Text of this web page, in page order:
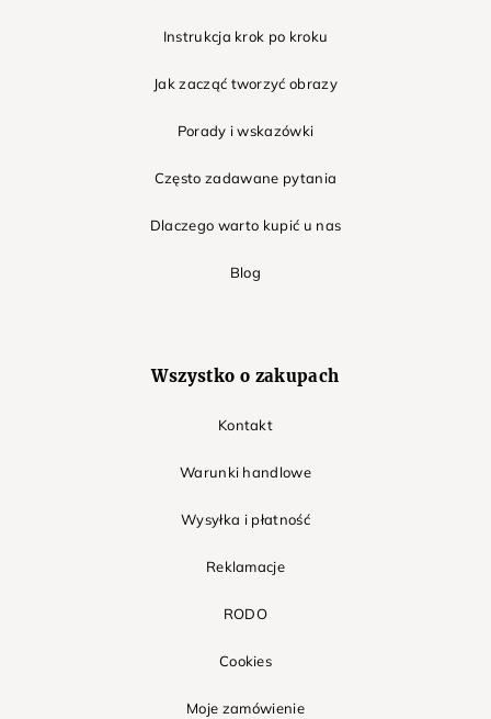
Instrukcja krok po kroku
Jak zacząć tworzyć obrazy
Porady i wskazówki
Często zadawane pytania
Dlaczego warto kupić u nas
Blog
Wszystko o zakupach
Kontakt
Warunki handlowe
Wysyłka i płatność
Reklamacje
RODO
Cookies
Moje zamówienie